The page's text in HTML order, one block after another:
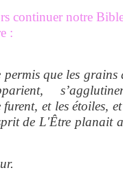
continuer notre
:
que les grains
furent, et les étoiles,
de L'Être planait